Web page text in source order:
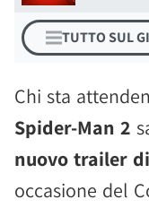
TUTTO SUL
Chi sta
Spider-Man 2
nuovo trailer
occasione del